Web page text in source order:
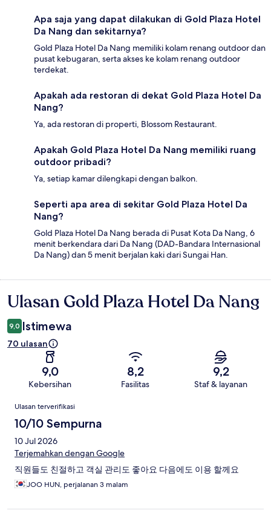
Apa saja yang dapat dilakukan di Gold Plaza Hotel
Da Nang dan sekitarnya?
Gold Plaza Hotel Da Nang memiliki kolam renang outdoor dan
pusat kebugaran, serta akses ke kolam renang outdoor
terdekat.
Apakah ada restoran di dekat Gold Plaza Hotel Da
Nang?
Ya, ada restoran di properti, Blossom Restaurant.
Apakah Gold Plaza Hotel Da Nang memiliki ruang
outdoor pribadi?
Ya, setiap kamar dilengkapi dengan balkon.
Seperti apa area di sekitar Gold Plaza Hotel Da
Nang?
Gold Plaza Hotel Da Nang berada di Pusat Kota Da Nang, 6
menit berkendara dari Da Nang (DAD-Bandara Internasional
Da Nang) dan 5 menit berjalan kaki dari Sungai Han.
Ulasan
Ulasan Gold Plaza Hotel Da Nang
9,0 Istimewa
70 ulasan
9,0
Kebersihan
8,2
Fasilitas
9,2
Staf & layanan
Ulasan
Ulasan terverifikasi
10/10 Sempurna
10 Jul 2026
Terjemahkan dengan Google
직원들도 친절하고 객실 관리도 좋아요 다음에도 이용 할께요
JOO HUN, perjalanan 3 malam